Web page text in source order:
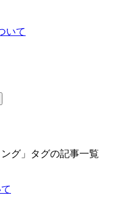
いて
グ」タグの記事一覧